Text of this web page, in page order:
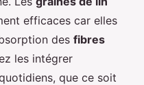
efficaces car elles
des fibres
les intégrer
que ce soit